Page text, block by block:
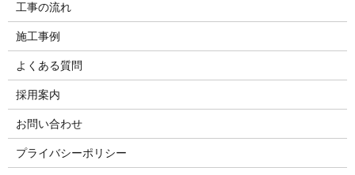
工事の流れ
施工事例
よくある質問
採用案内
お問い合わせ
プライバシーポリシー